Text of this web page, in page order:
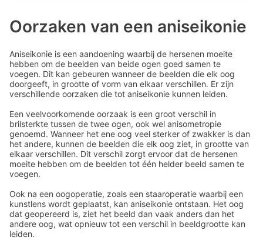
Oorzaken van een aniseikonie
Aniseikonie is een aandoening waarbij de hersenen moeite
hebben om de beelden van beide ogen goed samen te
voegen. Dit kan gebeuren wanneer de beelden die elk oog
doorgeeft, in grootte of vorm van elkaar verschillen. Er zijn
verschillende oorzaken die tot aniseikonie kunnen leiden.
Een veelvoorkomende oorzaak is een groot verschil in
brilsterkte tussen de twee ogen, ook wel anisometropie
genoemd. Wanneer het ene oog veel sterker of zwakker is dan
het andere, kunnen de beelden die elk oog ziet, in grootte van
elkaar verschillen. Dit verschil zorgt ervoor dat de hersenen
moeite hebben om de beelden tot één helder beeld samen te
voegen.
Ook na een oogoperatie, zoals een staaroperatie waarbij een
kunstlens wordt geplaatst, kan aniseikonie ontstaan. Het oog
dat geopereerd is, ziet het beeld dan vaak anders dan het
andere oog, wat opnieuw tot een verschil in beeldgrootte kan
leiden.